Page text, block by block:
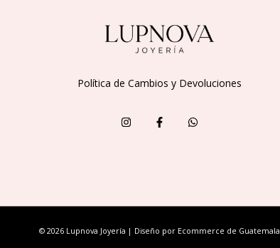
Política de Cambios y Devoluciones
© 2026 Lupnova Joyería | Diseño por Ecommerce de Guatemala